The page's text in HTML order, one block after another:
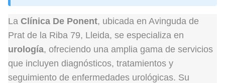
La Clínica De Ponent, ubicada en Avinguda de
Prat de la Riba 79, Lleida, se especializa en
urología, ofreciendo una amplia gama de servicios
que incluyen diagnósticos, tratamientos y
seguimiento de enfermedades urológicas. Su